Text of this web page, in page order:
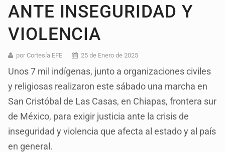
ANTE INSEGURIDAD Y
VIOLENCIA
por Cortesía EFE 25 de Enero de 2025
Unos 7 mil indígenas, junto a organizaciones civiles
y religiosas realizaron este sábado una marcha en
San Cristóbal de Las Casas, en Chiapas, frontera sur
de México, para exigir justicia ante la crisis de
inseguridad y violencia que afecta al estado y al país
en general.